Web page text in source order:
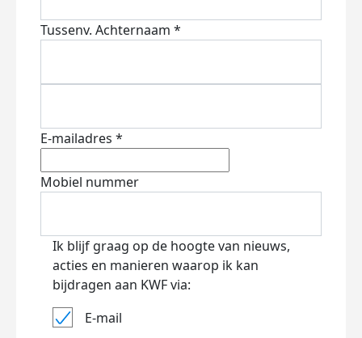
Tussenv. Achternaam *
E-mailadres *
Mobiel nummer
Ik blijf graag op de hoogte van nieuws,
acties en manieren waarop ik kan
bijdragen aan KWF via:
E-mail